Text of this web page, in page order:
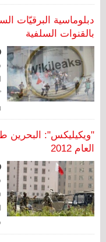
دبلوماسية البرقيّات
بالقنوات السلفية
"ويكيليكس":
العام 2012